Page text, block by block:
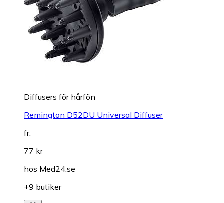
Diffusers för hårfön
Remington D52DU Universal Diffuser
fr.
77 kr
hos Med24.se
+9 butiker